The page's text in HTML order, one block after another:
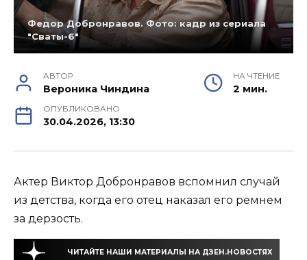
Федор Добронравов. Фото: кадр из сериала
"Сваты-6"
АВТОР
Вероника Чиндина
НА ЧТЕНИЕ
2 мин.
ОПУБЛИКОВАНО
30.04.2026, 13:30
Актер Виктор Добронравов вспомнил случай
из детства, когда его отец наказал его ремнем
за дерзость.
ЧИТАЙТЕ НАШИ МАТЕРИАЛЫ НА ДЗЕН.НОВОСТЯХ